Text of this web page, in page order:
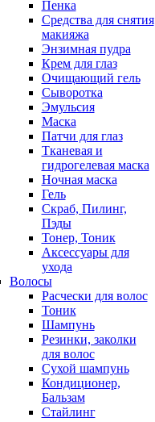
Пенка
Средства для снятия
макияжа
Энзимная пудра
Крем для глаз
Очищающий гель
Сыворотка
Эмульсия
Маска
Патчи для глаз
Тканевая и
гидрогелевая маска
Ночная маска
Гель
Скраб, Пилинг,
Пэды
Тонер, Тоник
Аксессуары для
ухода
Волосы
Расчески для волос
Тоник
Шампунь
Резинки, заколки
для волос
Сухой шампунь
Кондиционер,
Бальзам
Стайлинг